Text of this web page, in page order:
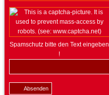
Spamschutz bitte den Text eingeben
!